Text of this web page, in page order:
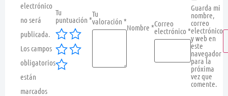
electrónico
no será
publicada.
Los campos
obligatorios
están
marcados
Tu
puntuación *
Tu
valoración *
Nombre *Correo
electrónico *
Guarda mi
nombre,
correo
electrónico
y web en
este
navegador
para la
próxima
vez que
comente.